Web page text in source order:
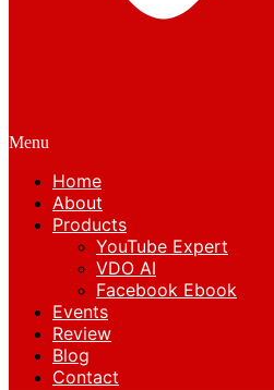
Menu
Home
About
Products
YouTube Expert
VDO AI
Facebook Ebook
Events
Review
Blog
Contact